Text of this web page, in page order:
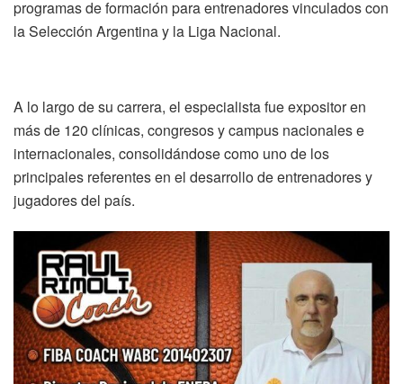
programas de formación para entrenadores vinculados con
la Selección Argentina y la Liga Nacional.
A lo largo de su carrera, el especialista fue expositor en
más de 120 clínicas, congresos y campus nacionales e
internacionales, consolidándose como uno de los
principales referentes en el desarrollo de entrenadores y
jugadores del país.